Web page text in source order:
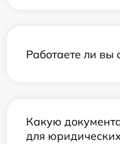
Работаете ли вы
Какую
для